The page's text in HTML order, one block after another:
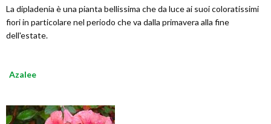
La dipladenia è una pianta bellissima che da luce ai suoi coloratissimi
fiori in particolare nel periodo che va dalla primavera alla fine
dell'estate.
Azalee